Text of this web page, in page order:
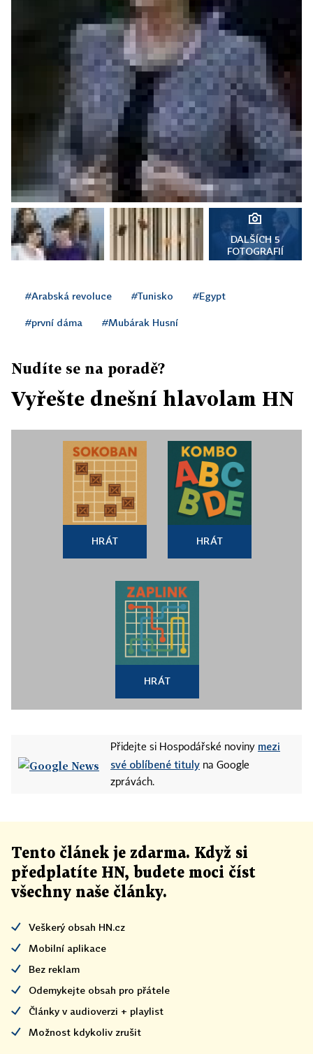
DALŠÍCH 5
FOTOGRAFIÍ
#Arabská revoluce #Tunisko #Egypt
#první dáma #Mubárak Husní
Nudíte se na poradě?
Vyřešte dnešní hlavolam HN
HRÁT HRÁT
HRÁT
Přidejte si Hospodářské noviny mezi
své oblíbené tituly na Google
zprávách.
Tento článek je zdarma. Když si
předplatíte HN, budete moci číst
všechny naše články.
Veškerý obsah HN.cz
Mobilní aplikace
Bez reklam
Odemykejte obsah pro přátele
Články v audioverzi + playlist
Možnost kdykoliv zrušit